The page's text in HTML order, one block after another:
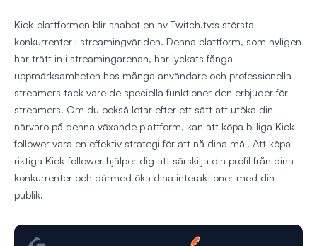
Kick-plattformen blir snabbt en av Twitch.tv:s största
konkurrenter i streamingvärlden. Denna plattform, som nyligen
har trätt in i streamingarenan, har lyckats fånga
uppmärksamheten hos många användare och professionella
streamers tack vare de speciella funktioner den erbjuder för
streamers. Om du också letar efter ett sätt att utöka din
närvaro på denna växande plattform, kan att köpa billiga Kick-
follower vara en effektiv strategi för att nå dina mål. Att köpa
riktiga Kick-follower hjälper dig att särskilja din profil från dina
konkurrenter och därmed öka dina interaktioner med din
publik.